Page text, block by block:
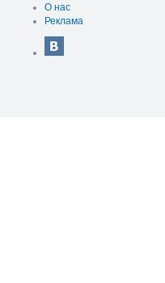
О нас
Реклама